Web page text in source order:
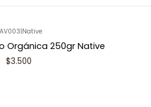
|Native
Orgánica 250gr Native
$3.500